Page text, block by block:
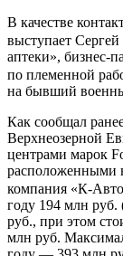
В качестве
выступает
аптеки», бизнес-
по племенной
на бывший
Как сообщал
Верхнеозерной
центрами марок
расположенными
компания «К-
году 194 млн руб.
руб., при этом
млн руб.